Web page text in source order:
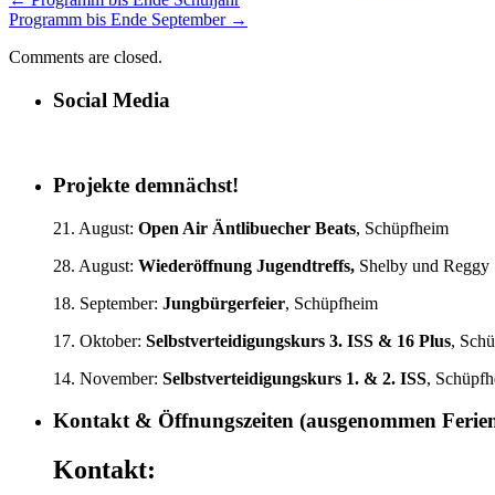
Programm bis Ende September →
Comments are closed.
Social Media
Projekte demnächst!
21. August: Open Air Äntlibuecher Beats, Schüpfheim
28. August: Wiederöffnung Jugendtreffs, Shelby und Reggy
18. September: Jungbürgerfeier, Schüpfheim
17. Oktober: Selbstverteidigungskurs 3. ISS & 16 Plus,
14. November: Selbstverteidigungskurs 1. & 2. ISS,
Kontakt & Öffnungszeiten (ausgenommen
Kontakt: